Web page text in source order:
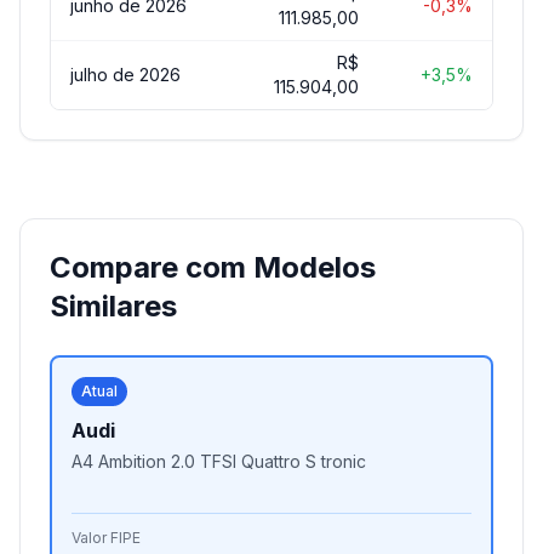
junho de 2026
111.985,00
-0,3%
julho de 2026
R$
115.904,00
+3,5%
Compare com Modelos
Similares
Atual
Audi
A4 Ambition 2.0 TFSI Quattro S tronic
Valor FIPE